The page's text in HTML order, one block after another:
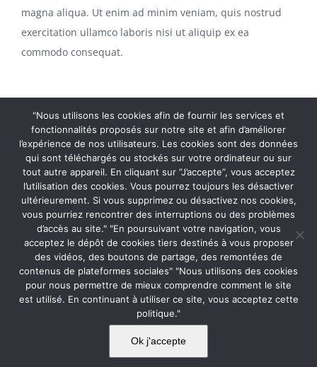
magna aliqua. Ut enim ad minim veniam, quis nostrud
exercitation ullamco laboris nisi ut aliquip ex ea
commodo consequat.
Project Details
Share This Story, Choose Your Platform!
FacebookTwitterRedditLinkedInWhatsAppPinterest
2026 | Un site web par
MENTIONS LÉGALES
CONFIDENTIALITÉ
"Nous utilisons les cookies afin de fournir les services et
fonctionnalités proposés sur notre site et afin d’améliorer
l’expérience de nos utilisateurs. Les cookies sont des données
qui sont téléchargés ou stockés sur votre ordinateur ou sur
tout autre appareil. En cliquant sur ”J’accepte”, vous acceptez
l’utilisation des cookies. Vous pourrez toujours les désactiver
ultérieurement. Si vous supprimez ou désactivez nos cookies,
vous pourriez rencontrer des interruptions ou des problèmes
d’accès au site." "En poursuivant votre navigation, vous
acceptez le dépôt de cookies tiers destinés à vous proposer
des vidéos, des boutons de partage, des remontées de
contenus de plateformes sociales" "Nous utilisons des cookies
pour nous permettre de mieux comprendre comment le site
est utilisé. En continuant à utiliser ce site, vous acceptez cette
politique."
Ok j'accepte